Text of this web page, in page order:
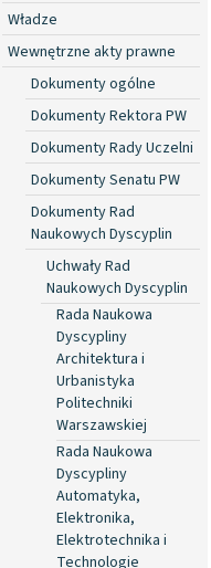
Władze
Wewnętrzne akty prawne
Dokumenty ogólne
Dokumenty Rektora PW
Dokumenty Rady Uczelni
Dokumenty Senatu PW
Dokumenty Rad
Naukowych Dyscyplin
Uchwały Rad
Naukowych Dyscyplin
Rada Naukowa
Dyscypliny
Architektura i
Urbanistyka
Politechniki
Warszawskiej
Rada Naukowa
Dyscypliny
Automatyka,
Elektronika,
Elektrotechnika i
Technologie